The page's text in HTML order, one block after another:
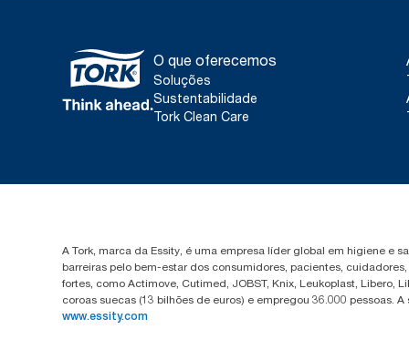
O que oferecemos
Soluções
Sustentabilidade
Tork Clean Care
A Tork, marca da Essity, é uma empresa líder global em higiene e
barreiras pelo bem-estar dos consumidores, pacientes,
fortes, como Actimove, Cutimed, JOBST, Knix, Leukoplast, Libero,
coroas suecas (13 bilhões de euros) e empregou 36.000 pessoas.
www.essity.com